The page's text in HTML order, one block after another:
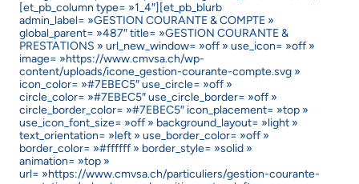
[et_pb_column type= »1_4″][et_pb_blurb
admin_label= »GESTION COURANTE & COMPTE »
global_parent= »487″ title= »GESTION COURANTE &
PRESTATIONS » url_new_window= »off » use_icon= »off »
image= »https://www.cmvsa.ch/wp-
content/uploads/icone_gestion-courante-compte.svg »
icon_color= »#7EBEC5″ use_circle= »off »
circle_color= »#7EBEC5″ use_circle_border= »off »
circle_border_color= »#7EBEC5″ icon_placement= »top »
use_icon_font_size= »off » background_layout= »light »
text_orientation= »left » use_border_color= »off »
border_color= »#ffffff » border_style= »solid »
animation= »top »
url= »https://www.cmvsa.ch/particuliers/gestion-courante-